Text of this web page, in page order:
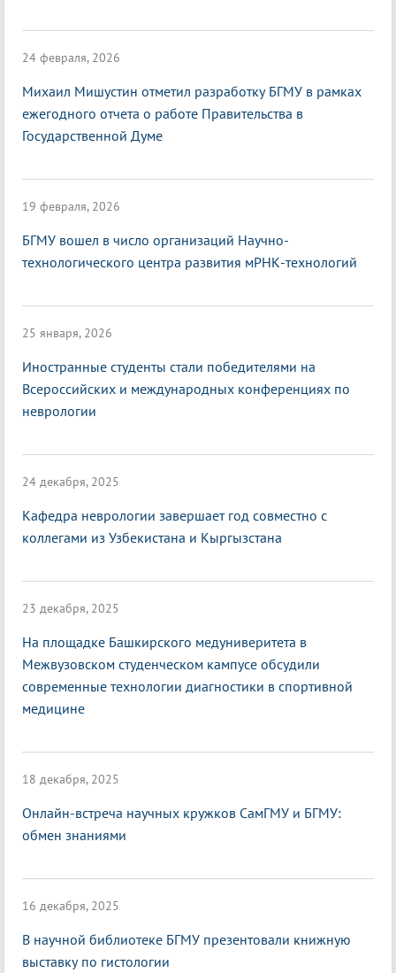
24 февраля, 2026
Михаил Мишустин отметил разработку БГМУ в рамках
ежегодного отчета о работе Правительства в
Государственной Думе
19 февраля, 2026
БГМУ вошел в число организаций Научно-
технологического центра развития мРНК-технологий
25 января, 2026
Иностранные студенты стали победителями на
Всероссийских и международных конференциях по
неврологии
24 декабря, 2025
Кафедра неврологии завершает год совместно с
коллегами из Узбекистана и Кыргызстана
23 декабря, 2025
На площадке Башкирского медуниверитета в
Межвузовском студенческом кампусе обсудили
современные технологии диагностики в спортивной
медицине
18 декабря, 2025
Онлайн-встреча научных кружков СамГМУ и БГМУ:
обмен знаниями
16 декабря, 2025
В научной библиотеке БГМУ презентовали книжную
выставку по гистологии